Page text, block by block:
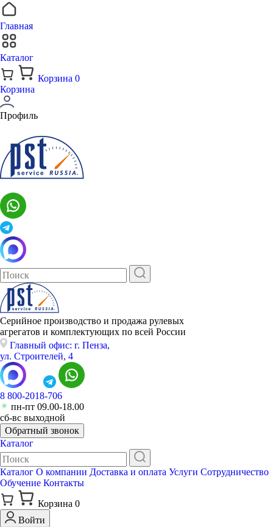
Главная
Каталог
Корзина 0
Корзина
Профиль
Серийное производство и продажа рулевых
агрегатов и комплектующих по всей России
Главный офис: г. Пенза,
ул. Строителей, 4
8 800-2018-706
пн-пт 09.00-18.00
сб-вс выходной
Обратный звонок
Каталог
Каталог О компании Доставка и оплата Услуги Сотрудничество
Обучение Контакты
Корзина 0
Войти